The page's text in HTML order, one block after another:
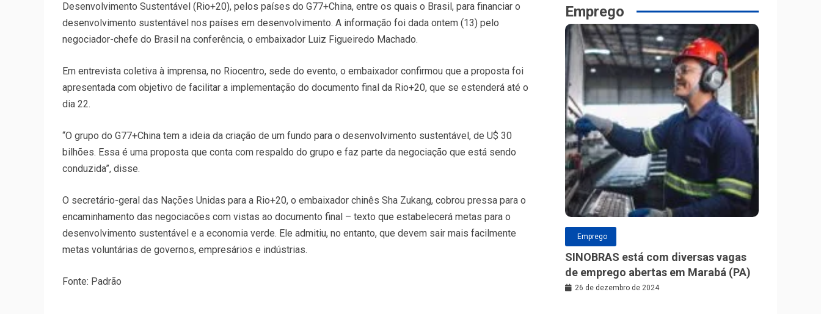
Desenvolvimento Sustentável (Rio+20), pelos países do G77+China, entre os quais o Brasil, para financiar o
desenvolvimento sustentável nos países em desenvolvimento. A informação foi dada ontem (13) pelo
negociador-chefe do Brasil na conferência, o embaixador Luiz Figueiredo Machado.
Em entrevista coletiva à imprensa, no Riocentro, sede do evento, o embaixador confirmou que a proposta foi
apresentada com objetivo de facilitar a implementação do documento final da Rio+20, que se estenderá até o
dia 22.
“O grupo do G77+China tem a ideia da criação de um fundo para o desenvolvimento sustentável, de U$ 30
bilhões. Essa é uma proposta que conta com respaldo do grupo e faz parte da negociação que está sendo
conduzida”, disse.
O secretário-geral das Nações Unidas para a Rio+20, o embaixador chinês Sha Zukang, cobrou pressa para o
encaminhamento das negociacões com vistas ao documento final – texto que estabelecerá metas para o
desenvolvimento sustentável e a economia verde. Ele admitiu, no entanto, que devem sair mais facilmente
metas voluntárias de governos, empresários e indústrias.
Fonte: Padrão
Emprego
Emprego
SINOBRAS está com diversas vagas
de emprego abertas em Marabá (PA)
26 de dezembro de 2024